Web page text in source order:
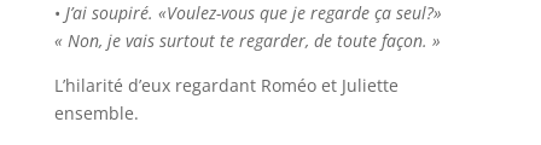
• J’ai soupiré. «Voulez-vous que je regarde ça seul?»
« Non, je vais surtout te regarder, de toute façon. »
L’hilarité d’eux regardant Roméo et Juliette
ensemble.